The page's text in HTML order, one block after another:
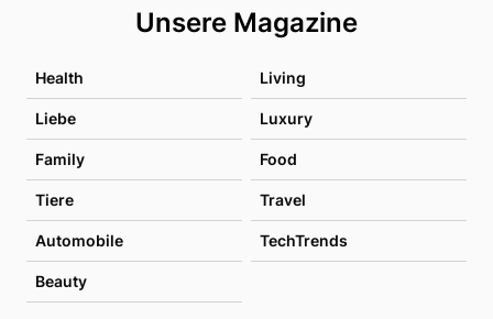
Unsere Magazine
Health Living
Liebe Luxury
Family Food
Tiere Travel
Automobile TechTrends
Beauty